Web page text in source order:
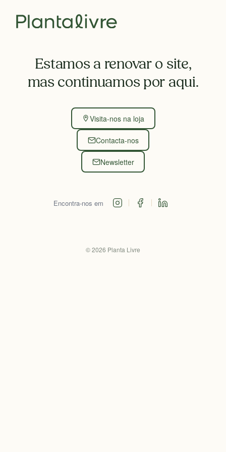
Estamos a renovar o site,
mas continuamos por aqui.
Visita-nos na loja
Contacta-nos
Newsletter
Encontra-nos em
©2026 Planta Livre